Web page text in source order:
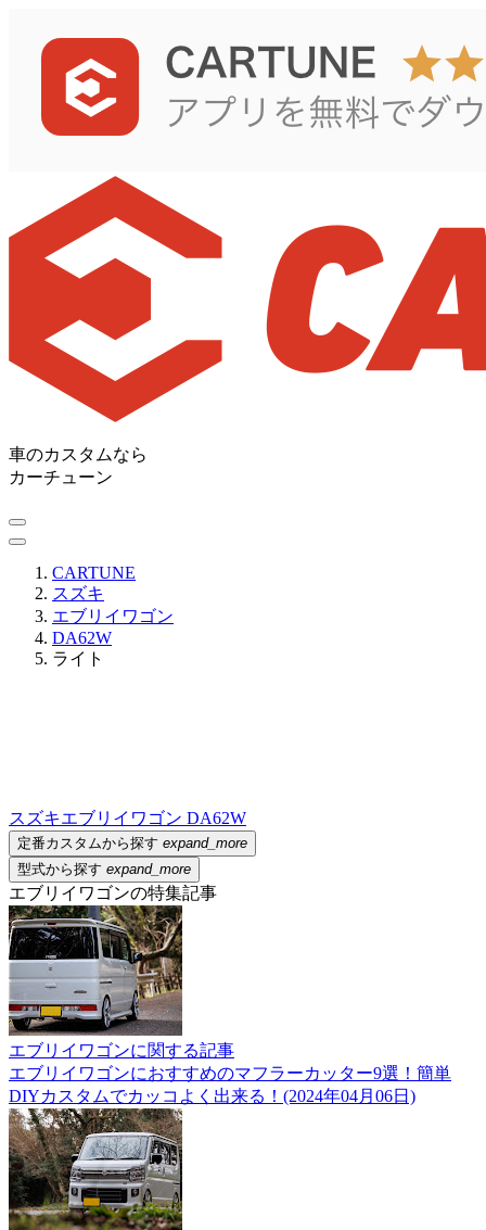
車のカスタムなら
カーチューン
CARTUNE
スズキ
エブリイワゴン
DA62W
ライト
スズキエブリイワゴン DA62W
定番カスタムから探す expand_more
型式から探す expand_more
エブリイワゴンの特集記事
エブリイワゴンに関する記事
エブリイワゴンにおすすめのマフラーカッター9選！簡単
DIYカスタムでカッコよく出来る！(2024年04月06日)